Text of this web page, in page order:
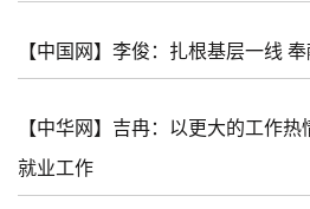
【中国网】李俊：扎根基层一线
【中华网】吉冉：以更大的工作
就业工作